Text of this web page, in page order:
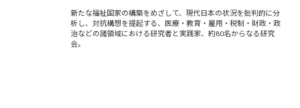
新たな福祉国家の構築をめざして、現代日本の状況を批判的に分
析し、対抗構想を提起する、医療・教育・雇用・税制・財政・政
治などの諸領域における研究者と実践家、約80名からなる研究
会。